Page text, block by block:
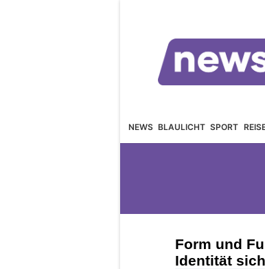
NEWS BLAULICHT SPORT
Form und
Identität